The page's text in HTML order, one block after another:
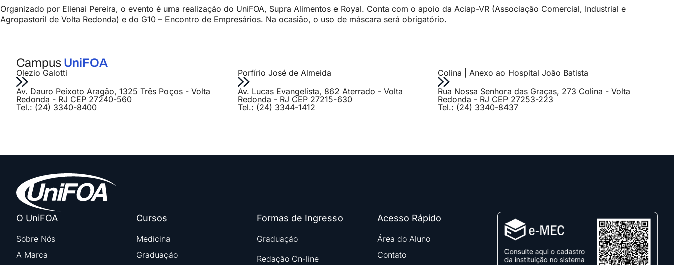
Organizado por Elienai Pereira, o evento é uma realização do UniFOA, Supra Alimentos e Royal. Conta com o apoio da Aciap-VR (Associação Comercial, Industrial e
Agropastoril de Volta Redonda) e do G10 – Encontro de Empresários. Na ocasião, o uso de máscara será obrigatório.
Campus UniFOA
Olezio Galotti
Av. Dauro Peixoto Aragão, 1325 Três Poços - Volta
Redonda - RJ CEP 27240-560
Tel.: (24) 3340-8400
Porfírio José de Almeida
Av. Lucas Evangelista, 862 Aterrado - Volta
Redonda - RJ CEP 27215-630
Tel.: (24) 3344-1412
Colina | Anexo ao Hospital João Batista
Rua Nossa Senhora das Graças, 273 Colina - Volta
Redonda - RJ CEP 27253-223
Tel.: (24) 3340-8437
O UniFOA
Sobre Nós
A Marca
Cursos
Medicina
Graduação
Formas de Ingresso
Graduação
Redação On-line
Acesso Rápido
Área do Aluno
Contato